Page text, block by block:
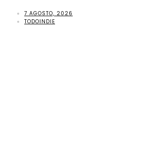
7 AGOSTO, 2026
TODOINDIE